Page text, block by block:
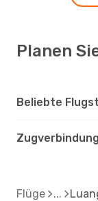
Planen
Beliebte
Flüge